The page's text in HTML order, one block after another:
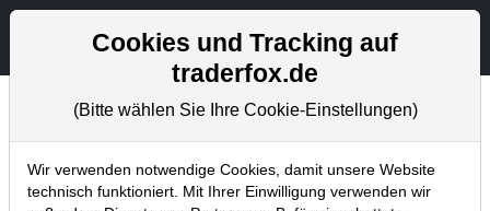
Aktien- und Artikelsuche
Aktuelles
Home Blog Aktuelles
Cookies und Tracking auf
traderfox.de
(Bitte wählen Sie Ihre Cookie-Einstellungen)
Wir verwenden notwendige Cookies, damit unsere Website
technisch funktioniert. Mit Ihrer Einwilligung verwenden wir